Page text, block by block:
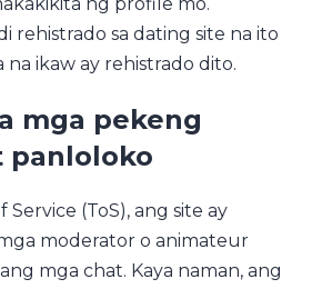
rehistrado sa dating site na ito
na ikaw ay rehistrado dito.
mga pekeng
panloloko
Service (ToS), ang site ay
moderator o animateur
mga chat. Kaya naman, ang